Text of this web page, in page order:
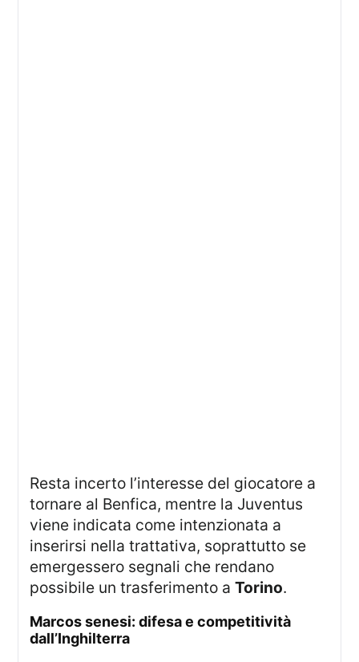
Resta incerto l’interesse del giocatore a
tornare al Benfica, mentre la Juventus
viene indicata come intenzionata a
inserirsi nella trattativa, soprattutto se
emergessero segnali che rendano
possibile un trasferimento aTorino.
marcos senesi: difesa e competitività
dall’Inghilterra